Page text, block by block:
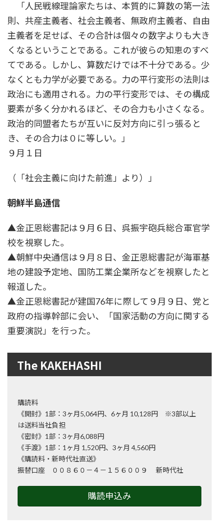
「人民戦線理論家たちは、本質的に算数の第一法
則、共産主義者、社会主義者、無政府主義者、自由
主義者を足せば、その合計は個々の数字よりも大き
くなるということである。これが彼らの知恵のすべ
てである。しかし、算数だけでは不十分である。少
なくとも力学が必要である。力の平行変形の法則は
政治にも適用される。力の平行変形では、その構成
要素が多く分かれるほど、その合力も小さくなる。
政治的同盟者たちが互いに反対方向に引っ張ると
き、その合力は０に等しい。」
９月１日
（「社会主義に向けた前進」より）」
朝鮮半島通信
▲金正恩総書記は９月６日、呉振宇砲兵総合軍官学
校を視察した。
▲朝鮮中央通信は９月８日、金正恩総書記が海軍基
地の建設予定地、国防工業企業所などを視察したと
報道した。
▲金正恩総書記が建国76年に際して９月９日、党と
政府の指導幹部に会い、「国家活動の方向に関する
重要演説」を行った。
The KAKEHASHI
購読料
《開封》1部：3ヶ月5,064円、6ヶ月 10,128円 ※3部以上
は送料当社負担
《密封》1部：3ヶ月6,088円
《手渡》1部：1ヶ月 1,520円、3ヶ月 4,560円
《購読料・新時代社直送》
振替口座 ００８６０－４－１５６００９ 新時代社
購読申込み